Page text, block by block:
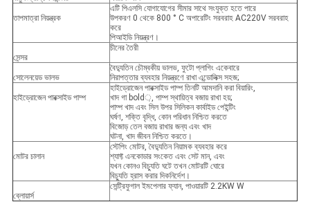
তাপমাত্রা নিয়ন্ত্রক
এটি পিএলসি যোগাযোগের সীমার সাথে সংযুক্ত হতে পারে
উপকরণ 0 থেকে 800 ° C অপারেটিং সরবরাহ AC220V সরবরাহ
করে
পিআইডি নিয়ন্ত্রণ।
সেন্সর
চীনের তৈরী
সোলেনয়েড ভালভ
বৈদ্যুতিন চৌম্বকীয় ভালভ, ফুটো প্লাগিং একেবারে
নিরাপত্তার ব্যবহার নিয়ন্ত্রণে রাখা এন্ডোলিক্স সহজ;
হাইড্রোজেন পারক্সাইড পাম্প
হাইড্রোজেন পারক্সাইড পাম্প তিনটি আমদানি করা বিয়ারিং,
খাদ গা bold়, পাম্প স্থায়িত্ব বজায় রাখা হয়;
পাম্প খাদ এবং সিল উপর সিলিকন কার্বাইড পেইন্টিং
ঘর্ষণ, শক্তি বৃদ্ধি, কোন পরিধান নিশ্চিত করতে
বিজোড় তেল বজায় রাখার জন্য এবং খাদ
ঘটনা, খাদ জীবন নিশ্চিত করতে।
মোটর চালান
স্টেপিং মোটর, বৈদ্যুতিন নিয়ামক ব্যবহার করে
শ্যাফ্ট এনকোডার সংকেত এবং সেট মান, এবং
যখন কোনও বিচ্যুতি ঘটে তখন মোটরটি ঘোরে
বিচ্যুতি হ্রাস করার দিকনির্দেশ।
ব্লোয়ার্স
সেন্ট্রিফুগাল ইমপেলার ফ্যান, পাওয়ারটি 2.2KW W